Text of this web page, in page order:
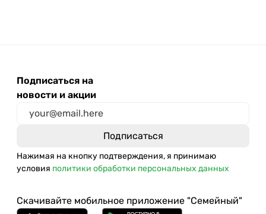
Подписаться на
новости и акции
Нажимая на кнопку подтверждения, я принимаю
условия политики обработки персональных данных
Скачивайте мобильное приложение "Семейный"